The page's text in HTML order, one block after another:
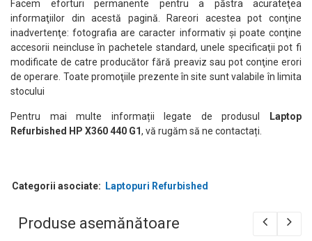
Facem eforturi permanente pentru a păstra acurateţea
informaţiilor din acestă pagină. Rareori acestea pot conţine
inadvertenţe: fotografia are caracter informativ şi poate conţine
accesorii neincluse în pachetele standard, unele specificaţii pot fi
modificate de catre producător fără preaviz sau pot conţine erori
de operare. Toate promoţiile prezente în site sunt valabile în limita
stocului
Pentru mai multe informații legate de produsul
Laptop
Refurbished HP X360 440 G1, vă rugăm să ne contactați.
Categorii asociate: Laptopuri Refurbished
Produse asemănătoare